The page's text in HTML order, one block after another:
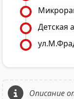
Детская
Описание